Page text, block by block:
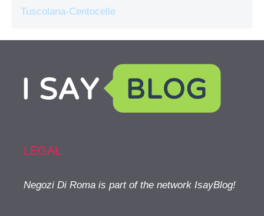
Tuscolana-Centocelle
LEGAL
Negozi Di Roma is part of the network IsayBlog!